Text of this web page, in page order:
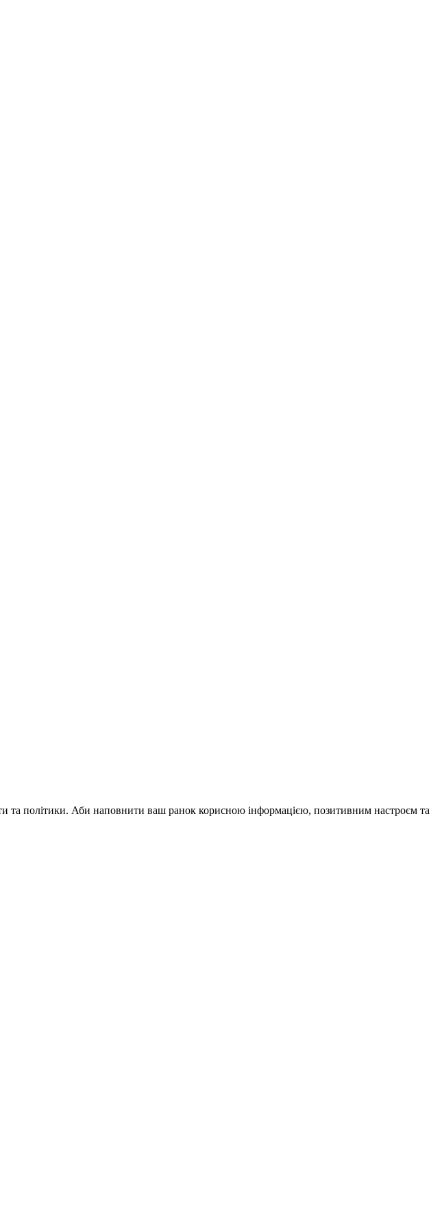
та політики. Аби наповнити ваш ранок корисною інформацією, позитивним настроєм та